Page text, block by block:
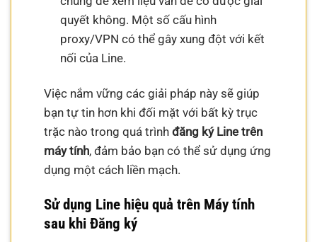
quyết không. Một số cấu hình
proxy/VPN có thể gây xung đột với kết
nối của Line.
Việc nắm vững các giải pháp này sẽ giúp
bạn tự tin hơn khi đối mặt với bất kỳ trục
trặc nào trong quá trìnhđăng ký Line trên
máy tính, đảm bảo bạn có thể sử dụng ứng
dụng một cách liền mạch.
Sử dụng Line hiệu quả trên Máy tính
sau khi Đăng ký